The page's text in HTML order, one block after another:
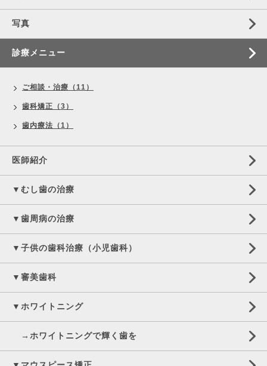
写真
診療メニュー
ご相談・治療（11）
歯科矯正（3）
歯内療法（1）
医師紹介
▼むし歯の治療
▼歯周病の治療
▼子供の歯科治療（小児歯科）
▼審美歯科
▼ホワイトニング
→ホワイトニングで輝く歯を